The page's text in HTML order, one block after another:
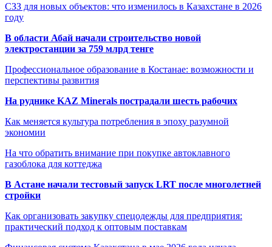
СЗЗ для новых объектов: что изменилось в Казахстане в 2026
году
В области Абай начали строительство новой
электростанции за 759 млрд тенге
Профессиональное образование в Костанае: возможности и
перспективы развития
На руднике KAZ Minerals пострадали шесть рабочих
Как меняется культура потребления в эпоху разумной
экономии
На что обратить внимание при покупке автоклавного
газоблока для коттеджа
В Астане начали тестовый запуск LRT после многолетней
стройки
Как организовать закупку спецодежды для предприятия:
практический подход к оптовым поставкам